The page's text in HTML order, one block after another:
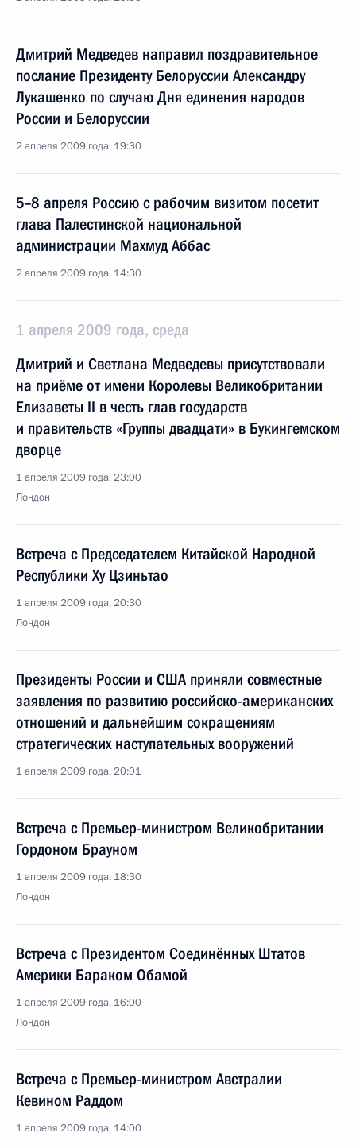
Дмитрий Медведев направил поздравительное
послание Президенту Белоруссии Александру
Лукашенко по случаю Дня единения народов
России и Белоруссии
2 апреля 2009 года, 19:30
5–8 апреля Россию с рабочим визитом посетит
глава Палестинской национальной
администрации Махмуд Аббас
2 апреля 2009 года, 14:30
1 апреля 2009 года, среда
Дмитрий и Светлана Медведевы присутствовали
на приёме от имени Королевы Великобритании
Елизаветы II в честь глав государств
и правительств «Группы двадцати» в Букингемском
дворце
1 апреля 2009 года, 23:00
Лондон
Встреча с Председателем Китайской Народной
Республики Ху Цзиньтао
1 апреля 2009 года, 20:30
Лондон
Президенты России и США приняли совместные
заявления по развитию российско-американских
отношений и дальнейшим сокращениям
стратегических наступательных вооружений
1 апреля 2009 года, 20:01
Встреча с Премьер-министром Великобритании
Гордоном Брауном
1 апреля 2009 года, 18:30
Лондон
Встреча с Президентом Соединённых Штатов
Америки Бараком Обамой
1 апреля 2009 года, 16:00
Лондон
Встреча с Премьер-министром Австралии
Кевином Раддом
1 апреля 2009 года, 14:00